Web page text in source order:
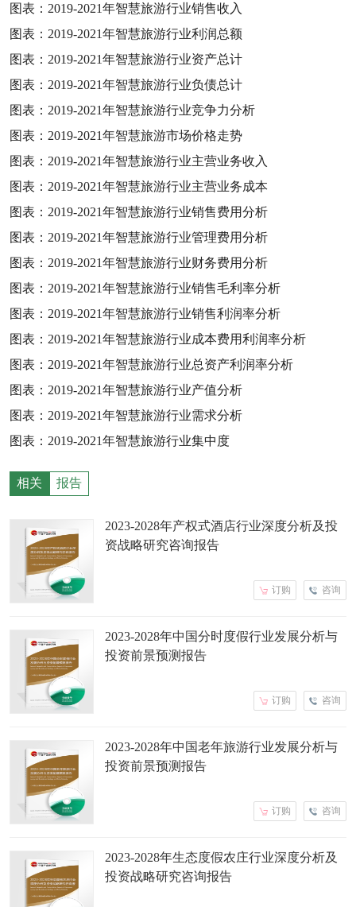
图表： 2019-2021年智慧旅游行业销售收入
图表： 2019-2021年智慧旅游行业利润总额
图表： 2019-2021年智慧旅游行业资产总计
图表： 2019-2021年智慧旅游行业负债总计
图表： 2019-2021年智慧旅游行业竞争力分析
图表： 2019-2021年智慧旅游市场价格走势
图表： 2019-2021年智慧旅游行业主营业务收入
图表： 2019-2021年智慧旅游行业主营业务成本
图表： 2019-2021年智慧旅游行业销售费用分析
图表： 2019-2021年智慧旅游行业管理费用分析
图表： 2019-2021年智慧旅游行业财务费用分析
图表： 2019-2021年智慧旅游行业销售毛利率分析
图表： 2019-2021年智慧旅游行业销售利润率分析
图表： 2019-2021年智慧旅游行业成本费用利润率分析
图表： 2019-2021年智慧旅游行业总资产利润率分析
图表： 2019-2021年智慧旅游行业产值分析
图表： 2019-2021年智慧旅游行业需求分析
图表： 2019-2021年智慧旅游行业集中度
相关 报告
2023-2028年产权式酒店行业深度分析及投
资战略研究咨询报告
咨询
订购
2023-2028年中国分时度假行业发展分析与
投资前景预测报告
咨询
订购
2023-2028年中国老年旅游行业发展分析与
投资前景预测报告
咨询
订购
2023-2028年生态度假农庄行业深度分析及
投资战略研究咨询报告